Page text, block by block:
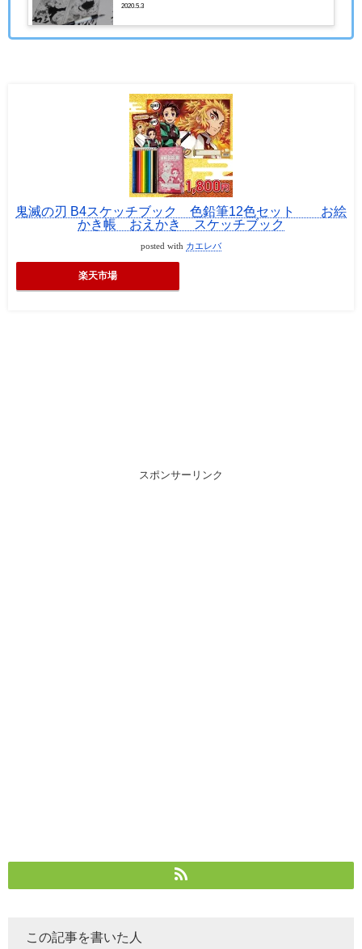
2020.5.3
鬼滅の刃 B4スケッチブック 色鉛筆12色セット お絵
かき帳 おえかき スケッチブック
posted with カエレバ
楽天市場
スポンサーリンク
この記事を書いた人